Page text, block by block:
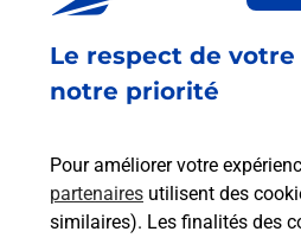
Le respect de
notre priorité
Pour améliorer votre
partenaires utilisent des
similaires). Les finalités des
Malin !
La Poste
Ouvert 24h/24
En savoir plus